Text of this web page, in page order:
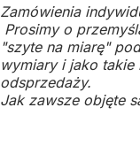
Zamówienia
Prosimy o
"szyte na miarę"
wymiary i jako takie
odsprzedaży.
Jak zawsze objęte